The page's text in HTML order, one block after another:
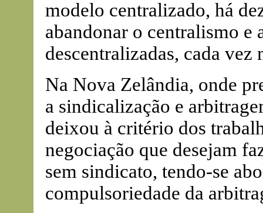
modelo centralizado, há
abandonar o centralismo e
descentralizadas, cada vez
Na Nova Zelândia, onde
a sindicalização e
deixou à critério dos
negociação que desejam
sem sindicato, tendo-se
compulsoriedade da